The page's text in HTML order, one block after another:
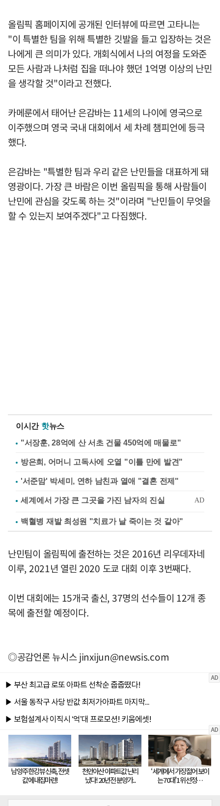
올림픽 홈페이지에 공개된 인터뷰에 따르면 고타니는
"이 특별한 팀을 위해 특별한 깃발을 들고 입장하는 것은
나에게 큰 의미가 있다. 개회식에서 나의 여정을 도와준
모든 사람과 나처럼 집을 떠나야 했던 1억명 이상의 난민
을 생각할 것"이라고 전했다.
카메룬에서 태어난 은감바는 11세의 나이에 영국으로
이주했으며 영국 국내 대회에서 세 차례 챔피언에 등극
했다.
은감바는 "특별한 팀과 우리 같은 난민들을 대표하게 돼
영광이다. 가장 큰 바람은 이번 올림픽을 통해 사람들이
난민에 관심을 갖도록 하는 것"이라며 "난민들이 무엇을
할 수 있는지 보여주겠다"고 다짐했다.
이시간 핫뉴스
"서장훈, 28억에 산 서초 건물 450억에 매물로"
방은희, 어머니 고독사에 오열 "이틀 만에 발견"
'서준맘' 박세미, 연하 남친과 열애 "결혼 전제"
백혈병 재발 최성원 "치료가 날 죽이는 것 같아"
난민팀이 올림픽에 출전하는 것은 2016년 리우데자네
이루, 2021년 열린 2020 도쿄 대회 이후 3번째다.
이번 대회에는 15개국 출신, 37명의 선수들이 12개 종
목에 출전할 예정이다.
◎공감언론 뉴시스jinxijun@newsis.com